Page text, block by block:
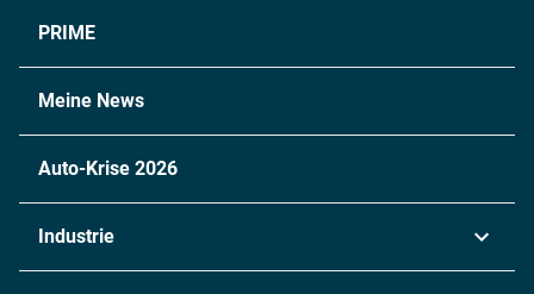
PRIME
Meine News
Auto-Krise 2026
Industrie